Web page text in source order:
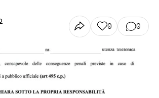
0 0